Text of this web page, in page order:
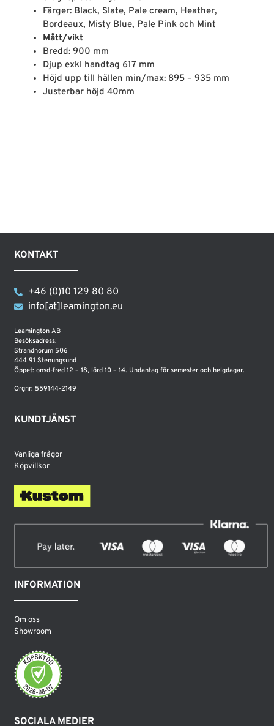
Färger: Black, Slate, Pale cream, Heather,
Bordeaux, Misty Blue, Pale Pink och Mint
Mått/vikt
Bredd: 900 mm
Djup exkl handtag 617 mm
Höjd upp till hällen min/max: 895 – 935 mm
Justerbar höjd 40mm
KONTAKT
+46 (0)10 129 80 80
info[at]leamington.eu
Leamington AB
Besöksadress:
Strandnorum 506
444 91 Stenungsund
Öppet: onsd-fred 12 – 18, lörd 10 – 14. Undantag för semester och helgdagar.
Orgnr: 559144-2149
KUNDTJÄNST
Vanliga frågor
Köpvillkor
INFORMATION
Om oss
Showroom
SOCIALA MEDIER